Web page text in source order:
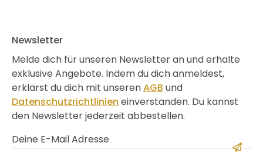
Newsletter
Melde dich für unseren Newsletter an und erhalte
exklusive Angebote. Indem du dich anmeldest,
erklärst du dich mit unserenAGB und
Datenschutzrichtlinien einverstanden. Du kannst
den Newsletter jederzeit abbestellen.
Deine E-Mail Adresse